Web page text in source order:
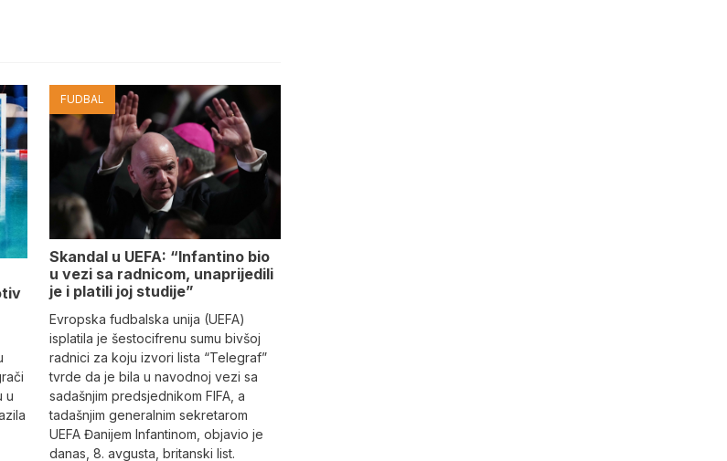
u
FUDBAL
Skandal u UEFA: “Infantino bio
u vezi sa radnicom, unaprijedili
je i platili joj studije”
Evropska fudbalska unija (UEFA)
isplatila je šestocifrenu sumu bivšoj
radnici za koju izvori lista “Telegraf”
tvrde da je bila u navodnoj vezi sa
sadašnjim predsjednikom FIFA, a
tadašnjim generalnim sekretarom
UEFA Đanijem Infantinom, objavio je
danas, 8. avgusta, britanski list.